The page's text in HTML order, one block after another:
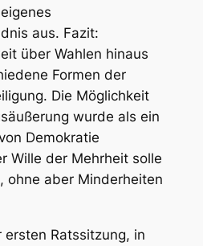
aus. Fazit:
über Wahlen hinaus
Formen der
Die Möglichkeit
wurde als ein
Demokratie
Wille der Mehrheit solle
ohne aber Minderheiten
Ratssitzung, in